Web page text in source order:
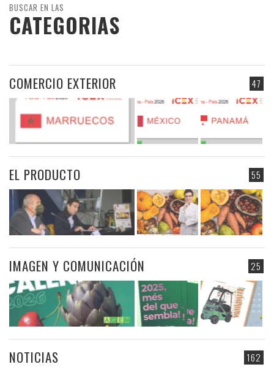
BUSCAR EN LAS
CATEGORIAS
47
COMERCIO EXTERIOR
55
EL PRODUCTO
25
IMAGEN Y COMUNICACIÓN
162
NOTICIAS